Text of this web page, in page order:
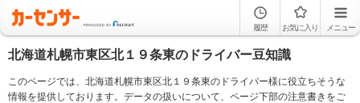
履歴 お気に入り メニュー
北海道札幌市東区北１９条東のドライバー豆知識
このページでは、北海道札幌市東区北１９条東のドライバー様に役立ちそうな
情報を提供しております。データの扱いについて、ページ下部の注意書きをご